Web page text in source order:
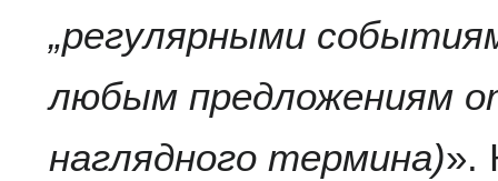
„регулярными
любым предложениям
наглядного термина)».